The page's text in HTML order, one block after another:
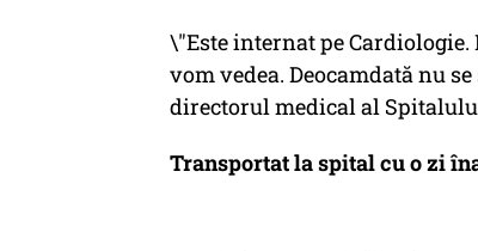
\"Este internat pe
vom vedea. Deocamdată nu
directorul medical al
Transportat la spital cu o zi